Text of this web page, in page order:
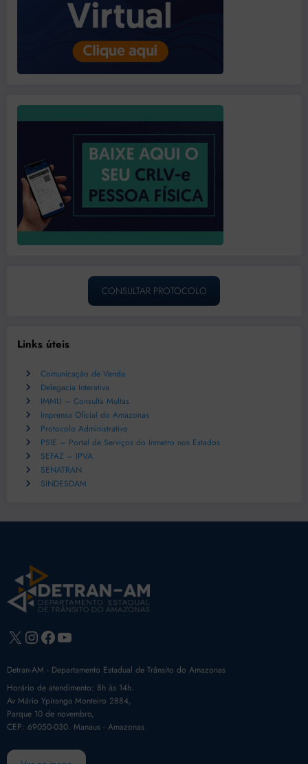
CONSULTAR PROTOCOLO
Links úteis
Comunicação de Venda
Delegacia Interativa
IMMU – Consulta Multas
Imprensa Oficial do Amazonas
Protocolo Administrativo
PSIE – Portal de Serviços do Inmetro nos Estados
SEFAZ – IPVA
SENATRAN
SINDESDAM
X Instagram
Facebook
Youtube
Detran-AM - Departamento Estadual de Trânsito do Amazonas
Horário de atendimento: 8h às 14h.
Av Mário Ypiranga Monteiro 2884,
Parque 10 de novembro,
CEP: 69050-030. Manaus - Amazonas